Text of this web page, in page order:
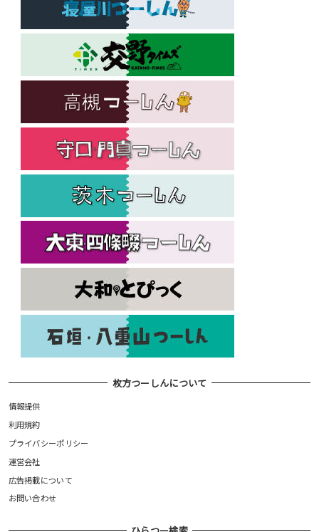
枚方つーしんについて
情報提供
利用規約
プライバシーポリシー
運営会社
広告掲載について
お問い合わせ